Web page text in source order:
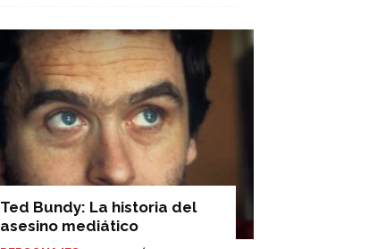
Ted Bundy: La historia del
asesino mediático